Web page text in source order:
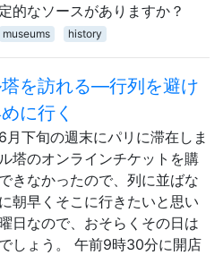
的なソースがありますか？
museums history
を訪れる—行列を避け
に行く
月下旬の週末にパリに滞在しま
塔のオンラインチケットを購
きなかったので、列に並ばな
朝早くそこに行きたいと思い
日なので、おそらくその日は
しょう。 午前9時30分に開店